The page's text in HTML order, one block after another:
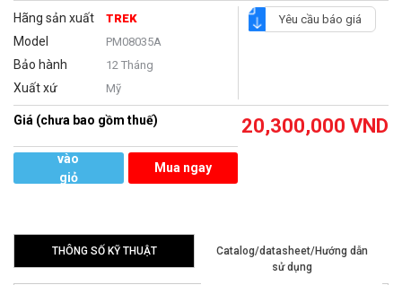
Hãng sản xuất TREK
Model PM08035A
Bảo hành 12 Tháng
Xuất xứ Mỹ
Yêu cầu báo giá
Giá (chưa bao gồm thuế) 20,300,000 VND
vào
giỏ
Mua ngay
THÔNG SỐ KỸ THUẬT
Catalog/datasheet/Hướng dẫn
sử dụng